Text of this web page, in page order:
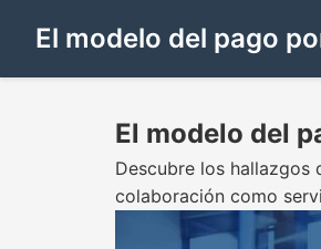
El modelo del pago
El modelo del
Descubre los hallazgos
colaboración como